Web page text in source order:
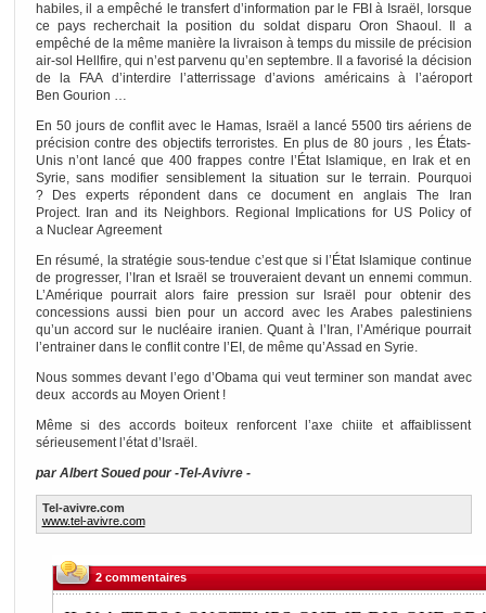
habiles, il a empêché le transfert d’information par le FBI à Israël, lorsque
ce pays recherchait la position du soldat disparu Oron Shaoul. Il a
empêché de la même manière la livraison à temps du missile de précision
air-sol Hellfire, qui n’est parvenu qu’en septembre. Il a favorisé la décision
de la FAA d’interdire l’atterrissage d’avions américains à l’aéroport
Ben Gourion …
En 50 jours de conflit avec le Hamas, Israël a lancé 5500 tirs aériens de
précision contre des objectifs terroristes. En plus de 80 jours , les États-
Unis n’ont lancé que 400 frappes contre l’État Islamique, en Irak et en
Syrie, sans modifier sensiblement la situation sur le terrain. Pourquoi
? Des experts répondent dans ce document en anglais The Iran
Project. Iran and its Neighbors. Regional Implications for US Policy of
a Nuclear Agreement
En résumé, la stratégie sous-tendue c’est que si l’État Islamique continue
de progresser, l’Iran et Israël se trouveraient devant un ennemi commun.
L’Amérique pourrait alors faire pression sur Israël pour obtenir des
concessions aussi bien pour un accord avec les Arabes palestiniens
qu’un accord sur le nucléaire iranien. Quant à l’Iran, l’Amérique pourrait
l’entrainer dans le conflit contre l’EI, de même qu’Assad en Syrie.
Nous sommes devant l’ego d’Obama qui veut terminer son mandat avec
deux accords au Moyen Orient !
Même si des accords boiteux renforcent l’axe chiite et affaiblissent
sérieusement l’état d’Israël.
par Albert Soued pour -Tel-Avivre -
Tel-avivre.com
www.tel-avivre.com
2 commentaires